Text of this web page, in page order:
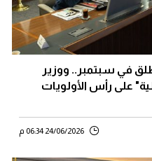
للتعدين 2026 ينطلق في سبتمبر.. ووزير
على رأس الأولويات
24/06/2026 06:34 م